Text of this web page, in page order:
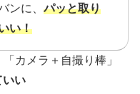
ンに、パッと取り
い！
カメラ＋自撮り棒」
いい